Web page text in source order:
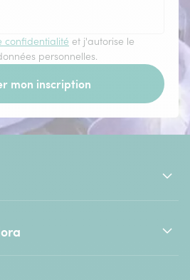
confidentialité et j'autorise le
personnelles.
mon inscription